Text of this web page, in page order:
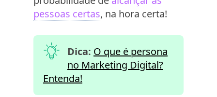
pessoas certas, na hora certa!
Dica: O que é persona
no Marketing Digital?
Entenda!